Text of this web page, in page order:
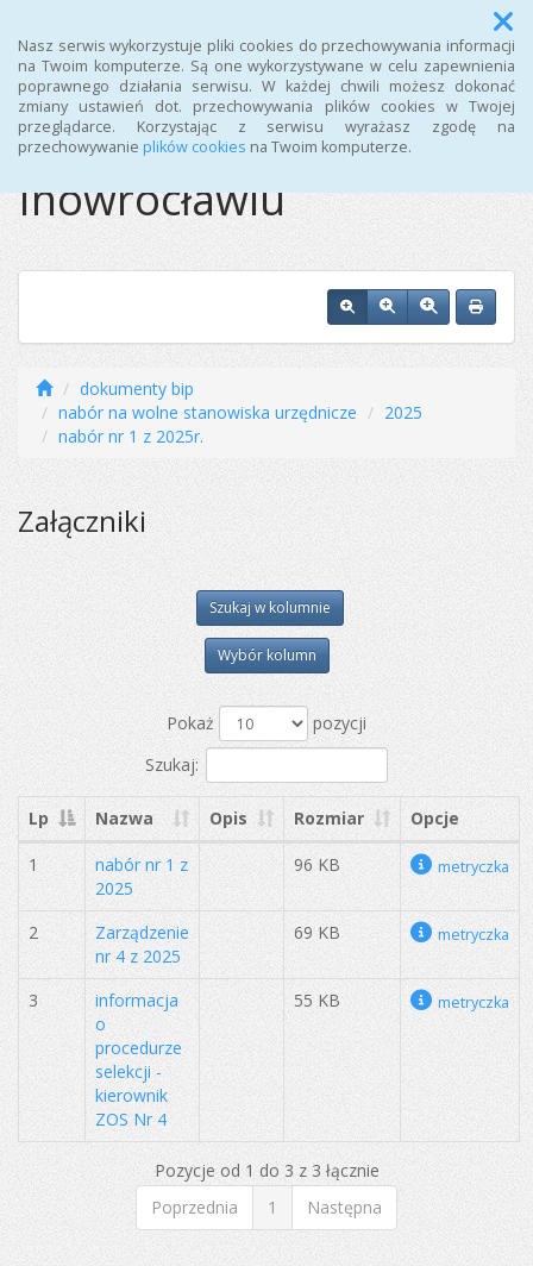
Nasz serwis wykorzystuje pliki cookies do przechowywania informacji
na Twoim komputerze. Są one wykorzystywane w celu zapewnienia
poprawnego działania serwisu. W każdej chwili możesz dokonać
zmiany ustawień dot. przechowywania plików cookies w Twojej
przeglądarce. Korzystając z serwisu wyrażasz zgodę na
przechowywanie plików cookies na Twoim komputerze.
Menu
Ośrodek Sportu i
Rekreacji w
Inowrocławiu
dokumenty bip
nabór na wolne stanowiska urzędnicze
2025
nabór nr 1 z 2025r.
Załączniki
Szukaj w kolumnie
Wybór kolumn
Pokaż
pozycji
Szukaj:
Lp Nazwa Opis Rozmiar Opcje
1
nabór nr 1 z
2025
96 KB metryczka
2
Zarządzenie
nr 4 z 2025
69 KB metryczka
3
informacja
o
procedurze
selekcji -
kierownik
ZOS Nr 4
55 KB metryczka
Pozycje od 1 do 3 z 3 łącznie
Poprzednia
1 Następna